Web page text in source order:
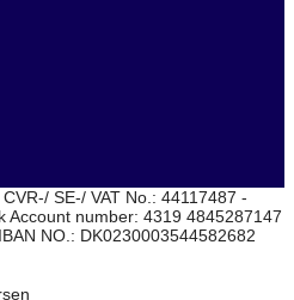
SE-/ VAT No.: 44117487 -
Account number: 4319 4845287147
NO.: DK0230003544582682